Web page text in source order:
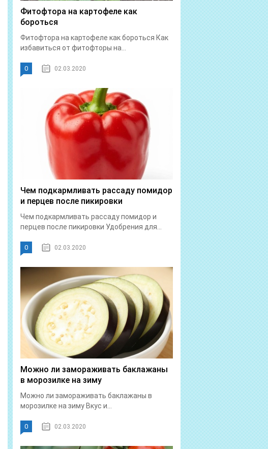
Фитофтора на картофеле как
бороться
Фитофтора на картофеле как бороться Как
избавиться от фитофторы на...
0 02.03.2020
Чем подкармливать рассаду помидор
и перцев после пикировки
Чем подкармливать рассаду помидор и
перцев после пикировки Удобрения для...
0 02.03.2020
Можно ли замораживать баклажаны
в морозилке на зиму
Можно ли замораживать баклажаны в
морозилке на зиму Вкус и...
0 02.03.2020